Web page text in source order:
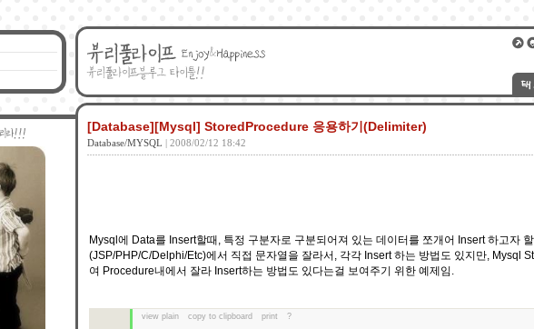
[Database][Mysql] StoredProcedure 응용하기(Delimiter)
Database/MYSQL | 2008/02/12 18:42
Mysql에 Data를 Insert할때, 특정 구분자로 구분되어져 있는 데이터를 쪼개어 Insert 하고자
(JSP/PHP/C/Delphi/Etc)에서 직접 문자열을 잘라서, 각각 Insert 하는 방법도 있지만, Mysql
여 Procedure내에서 잘라 Insert하는 방법도 있다는걸 보여주기 위한 예제임.
view plain copy to clipboard print ?